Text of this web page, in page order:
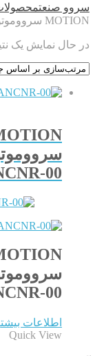
سروو صنعت
MOTION سرووموتور سه فاز
در حال نمایش یک
00
00
اطلاعات
Quick View